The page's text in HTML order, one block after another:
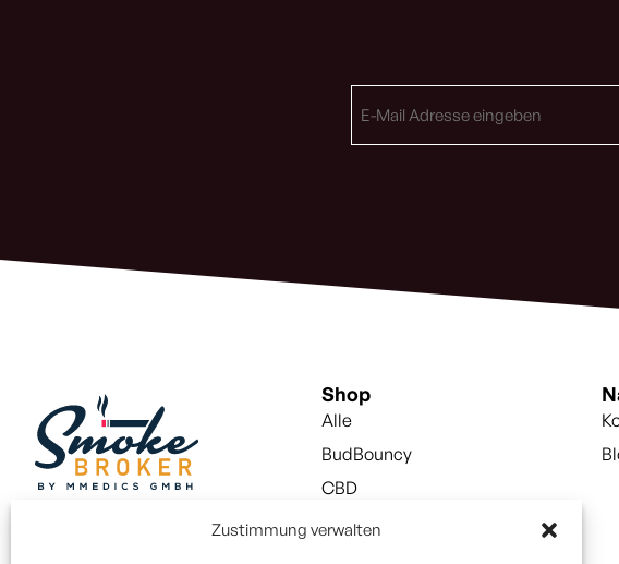
Zustimmung verwalten
Mail
Shop
Alle
BudBouncy
CBD
Snus